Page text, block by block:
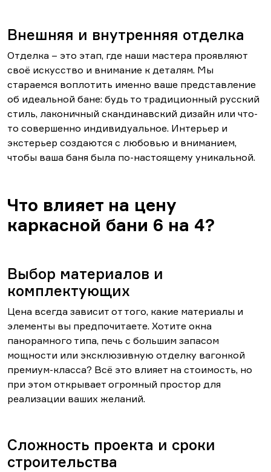
Внешняя и внутренняя отделка
Отделка – это этап, где наши мастера проявляют
своё искусство и внимание к деталям. Мы
стараемся воплотить именно ваше представление
об идеальной бане: будь то традиционный русский
стиль, лаконичный скандинавский дизайн или что-
то совершенно индивидуальное. Интерьер и
экстерьер создаются с любовью и вниманием,
чтобы ваша баня была по-настоящему уникальной.
Что влияет на цену
каркасной бани 6 на 4?
Выбор материалов и
комплектующих
Цена всегда зависит от того, какие материалы и
элементы вы предпочитаете. Хотите окна
панорамного типа, печь с большим запасом
мощности или эксклюзивную отделку вагонкой
премиум-класса? Всё это влияет на стоимость, но
при этом открывает огромный простор для
реализации ваших желаний.
Сложность проекта и сроки
строительства